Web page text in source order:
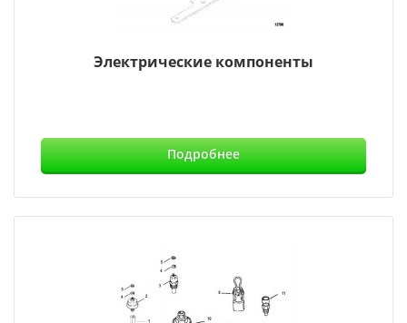
Электрические компоненты
Подробнее